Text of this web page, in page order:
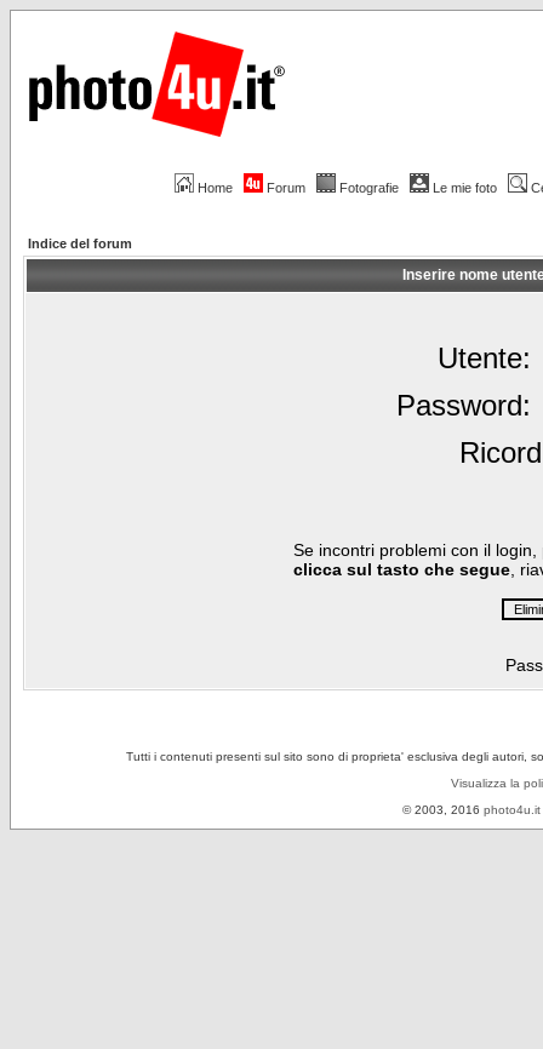
Home Forum Fotografie Le mie foto
Indice del forum
Inserire nome
Utente:
Password:
Se incontri problemi con il
clicca sul tasto che segue ,
Tutti i contenuti presenti sul sito sono di proprieta' esclusiva degli autori,
Visualizza la
© 2003, 2016 photo4u.it